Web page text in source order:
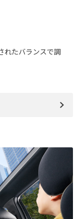
れたバランスで調